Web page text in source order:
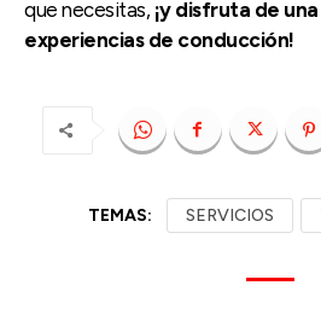
que necesitas, ¡y disfruta de
experiencias de conducción!
TEMAS: SERVICIOS